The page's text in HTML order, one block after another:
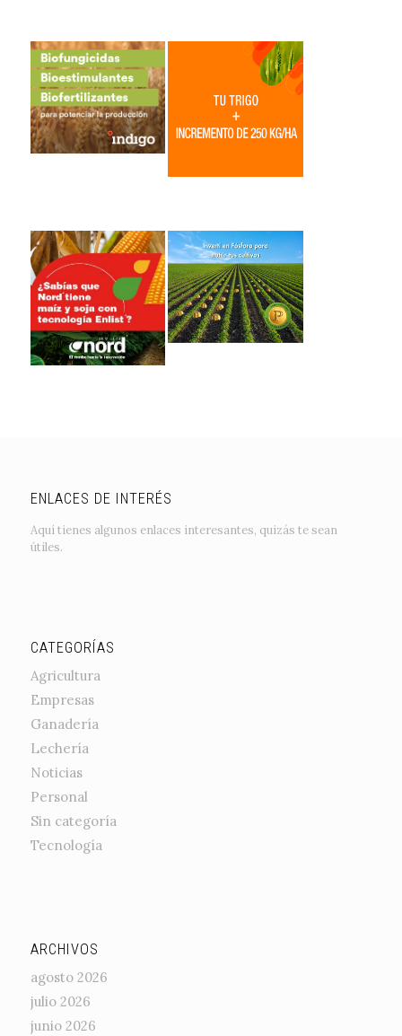
ENLACES DE INTERÉS
Aquí tienes algunos enlaces interesantes, quizás te sean
útiles.
CATEGORÍAS
Agricultura
Empresas
Ganadería
Lechería
Noticias
Personal
Sin categoría
Tecnología
ARCHIVOS
agosto 2026
julio 2026
junio 2026